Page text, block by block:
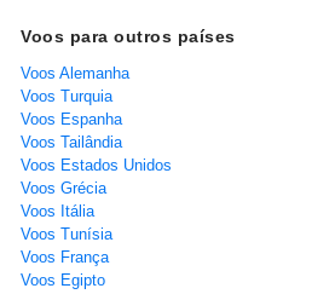
Voos para outros países
Voos Alemanha
Voos Turquia
Voos Espanha
Voos Tailândia
Voos Estados Unidos
Voos Grécia
Voos Itália
Voos Tunísia
Voos França
Voos Egipto